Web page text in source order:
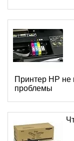
Принтер HP не
проблемы